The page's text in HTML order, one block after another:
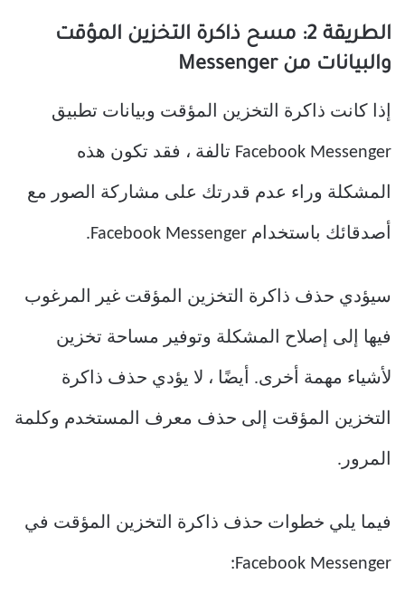
الطريقة 2: مسح ذاكرة التخزين المؤقت
والبيانات من Messenger
إذا كانت ذاكرة التخزين المؤقت وبيانات تطبيق
Facebook Messenger تالفة ، فقد تكون هذه
المشكلة وراء عدم قدرتك على مشاركة الصور مع
أصدقائك باستخدام Facebook Messenger.
سيؤدي حذف ذاكرة التخزين المؤقت غير المرغوب
فيها إلى إصلاح المشكلة وتوفير مساحة تخزين
لأشياء مهمة أخرى. أيضًا ، لا يؤدي حذف ذاكرة
التخزين المؤقت إلى حذف معرف المستخدم وكلمة
المرور.
فيما يلي خطوات حذف ذاكرة التخزين المؤقت في
Facebook Messenger: